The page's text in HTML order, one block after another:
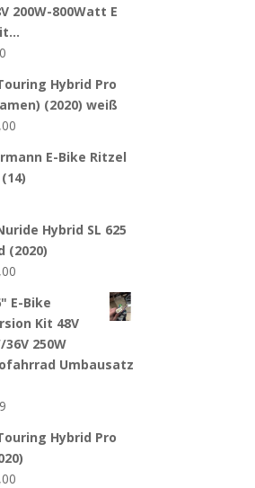
200W-800Watt E
Hybrid Pro
(2020) weiß
E-Bike Ritzel
Hybrid SL 625
(2020)
E-Bike
Kit 48V
36V 250W
Umbausatz
Hybrid Pro